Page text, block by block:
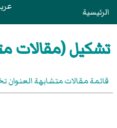
الرئيسية
تشكيل (مقالات
قائمة مقالات متشابهة